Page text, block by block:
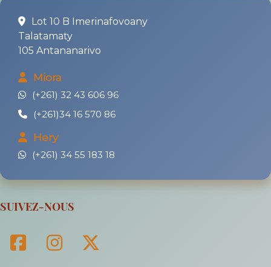
Lot 10 B Imerinafovoany
Talatamaty
105 Antananarivo
Miora
(+261) 32 43 606 96
(+261)34 16 570 86
Hery
(+261) 34 55 183 18
SUIVEZ-NOUS